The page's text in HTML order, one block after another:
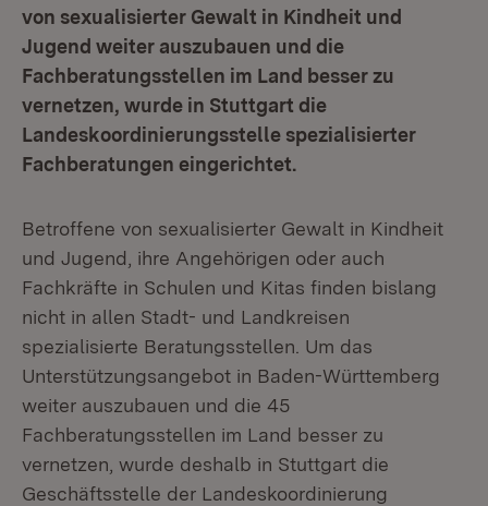
von sexualisierter Gewalt in Kindheit und
Jugend weiter auszubauen und die
Fachberatungsstellen im Land besser zu
vernetzen, wurde in Stuttgart die
Landeskoordinierungsstelle spezialisierter
Fachberatungen eingerichtet.
Betroffene von sexualisierter Gewalt in Kindheit
und Jugend, ihre Angehörigen oder auch
Fachkräfte in Schulen und Kitas finden bislang
nicht in allen Stadt- und Landkreisen
spezialisierte Beratungsstellen. Um das
Unterstützungsangebot in Baden-Württemberg
weiter auszubauen und die 45
Fachberatungsstellen im Land besser zu
vernetzen, wurde deshalb in Stuttgart die
Geschäftsstelle der Landeskoordinierung